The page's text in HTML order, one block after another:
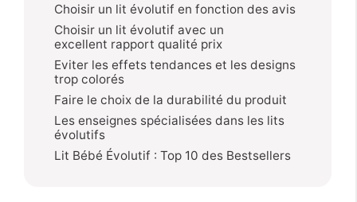
Choisir un lit évolutif en fonction des avis
Choisir un lit évolutif avec un
excellent rapport qualité prix
Eviter les effets tendances et les designs
trop colorés
Faire le choix de la durabilité du produit
Les enseignes spécialisées dans les lits
évolutifs
Lit Bébé Évolutif : Top 10 des Bestsellers